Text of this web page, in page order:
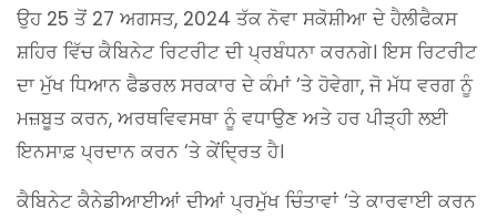
ਉਹ 25 ਤੋਂ 27 ਅਗਸਤ, 2024 ਤੱਕ ਨੋਵਾ ਸਕੋਸ਼ੀਆ ਦੇ ਹੈਲੀਫੈਕਸ
ਸ਼ਹਿਰ ਵਿੱਚ ਕੈਬਿਨੇਟ ਰਿਟਰੀਟ ਦੀ ਪ੍ਰਬੰਧਨਾ ਕਰਨਗੇ। ਇਸ ਰਿਟਰੀਟ
ਦਾ ਮੁੱਖ ਧਿਆਨ ਫੈਡਰਲ ਸਰਕਾਰ ਦੇ ਕੰਮਾਂ ‘ਤੇ ਹੋਵੇਗਾ, ਜੋ ਮੱਧ ਵਰਗ ਨੂੰ
ਮਜ਼ਬੂਤ ਕਰਨ, ਅਰਥਵਿਵਸਥਾ ਨੂੰ ਵਧਾਉਣ ਅਤੇ ਹਰ ਪੀੜ੍ਹੀ ਲਈ
ਇਨਸਾਫ਼ ਪ੍ਰਦਾਨ ਕਰਨ ‘ਤੇ ਕੇਂਦ੍ਰਿਤ ਹੈ।
ਕੈਬਿਨੇਟ ਕੈਨੇਡੀਆਈਆਂ ਦੀਆਂ ਪ੍ਰਮੁੱਖ ਚਿੰਤਾਵਾਂ ‘ਤੇ ਕਾਰਵਾਈ ਕਰਨ